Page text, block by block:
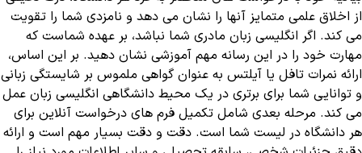
از اخلاق علمی متمایز آنها را نشان می دهد و نامزدی شما را تقویت
می کند. اگر انگلیسی زبان مادری شما نباشد، بر عهده شماست که
مهارت خود را در این رسانه مهم آموزشی نشان دهید. بر این اساس،
ارائه نمرات تافل یا آیلتس به عنوان گواهی ملموس بر شایستگی زبانی
و توانایی شما برای برتری در یک محیط دانشگاهی انگلیسی زبان عمل
می کند. مرحله بعدی شامل تکمیل فرم های درخواست آنلاین برای
هر دانشگاه در لیست شما است. دقت و دقت بسیار مهم است و ارائه